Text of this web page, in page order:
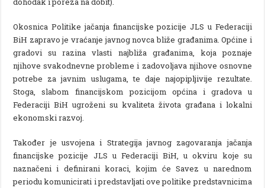
Okosnica Politike jačanja financijske pozicije JLS u Federaciji
BiH zapravo je vraćanje javnog novca bliže građanima. Općine i
gradovi su razina vlasti najbliža građanima, koja poznaje
njihove svakodnevne probleme i zadovoljava njihove osnovne
potrebe za javnim uslugama, te daje najopipljivije rezultate.
Stoga, slabom financijskom pozicijom općina i gradova u
Federaciji BiH ugroženi su kvaliteta života građana i lokalni
ekonomski razvoj.
Također je usvojena i Strategija javnog zagovaranja jačanja
financijske pozicije JLS u Federaciji BiH, u okviru koje su
naznačeni i definirani koraci, kojim će Savez u narednom
periodu komunicirati i predstavljati ove politike predstavnicima